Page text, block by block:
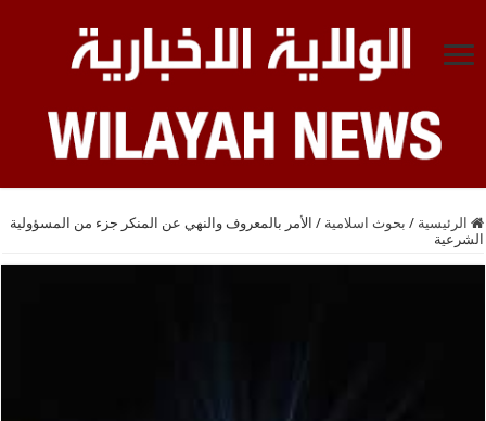
الرئيسية / بحوث اسلامية / الأمر بالمعروف والنهي عن المنكر جزء من المسؤولية
الشرعية